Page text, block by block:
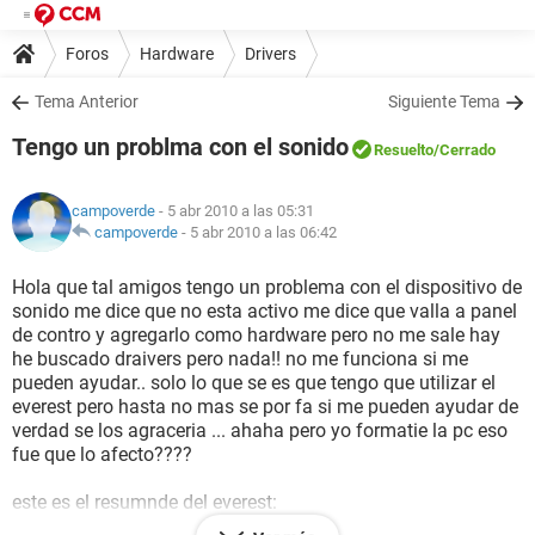
Foros Hardware Drivers
Tema Anterior Siguiente Tema
Tengo un problma con el sonido Resuelto/Cerrado
campoverde - 5 abr 2010 a las 05:31
campoverde - 5 abr 2010 a las 06:42
Hola que tal amigos tengo un problema con el dispositivo de
sonido me dice que no esta activo me dice que valla a panel
de contro y agregarlo como hardware pero no me sale hay
he buscado draivers pero nada!! no me funciona si me
pueden ayudar.. solo lo que se es que tengo que utilizar el
everest pero hasta no mas se por fa si me pueden ayudar de
verdad se los agraceria ... ahaha pero yo formatie la pc eso
fue que lo afecto????
este es el resumnde del everest:
--------[ Resumen ]------------------------------------------------------------------------------